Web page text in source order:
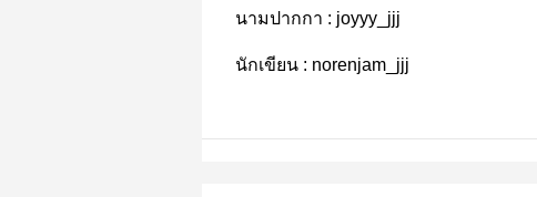
นามปากกา : joyyy_jjj
นักเขียน : norenjam_jjj